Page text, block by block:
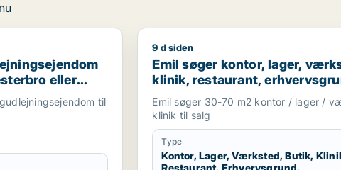
til salg i København K, Vesterbro eller
eller
til
Emil søger kontor, lager,
9 d siden
Emil søger kontor, lager,
klinik, restaurant,
boligudlejningsejendom, hotel,
produktionslokaler eller
København K, Vesterbro eller
Frederiksberg m.fl.
Emil søger 30-70 m2 kontor / lager /
klinik til salg
Type
Kontor, Lager, Værksted, Butik,
Restaurant, Erhvervsgrund,